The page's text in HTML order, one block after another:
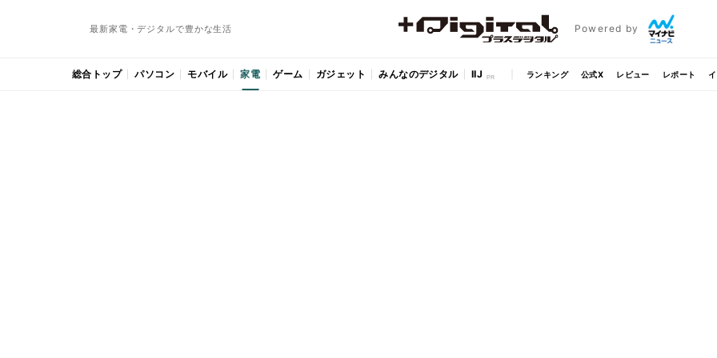
最新家電・デジタルで豊かな生活 Powered by
総合トップ パソコン モバイル 家電 ゲーム ガジェット みんなのデジタル IIJ ランキング 公式X レビュー レポート